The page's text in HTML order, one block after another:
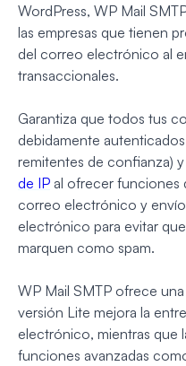
WordPress, WP Mail
las empresas que tienen
del correo electrónico al
transaccionales.
Garantiza que todos tus
debidamente
remitentes de confianza)
de IP al ofrecer funciones
correo electrónico y
electrónico para evitar
marquen como spam.
WP Mail SMTP ofrece
versión Lite mejora la
electrónico, mientras que
funciones avanzadas